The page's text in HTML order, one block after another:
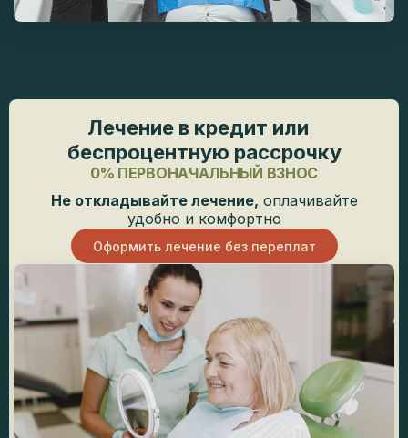
Лечение в кредит или
беспроцентную рассрочку
0% ПЕРВОНАЧАЛЬНЫЙ ВЗНОС
Не откладывайте лечение, оплачивайте
удобно и комфортно
Оформить лечение без переплат